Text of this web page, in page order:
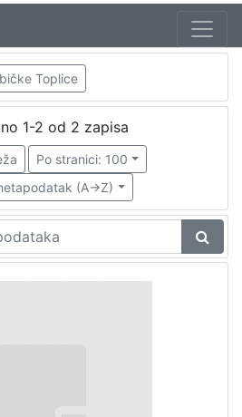
Toplice
1-2 od 2 zapisa
Po stranici: 100
(A->Z)